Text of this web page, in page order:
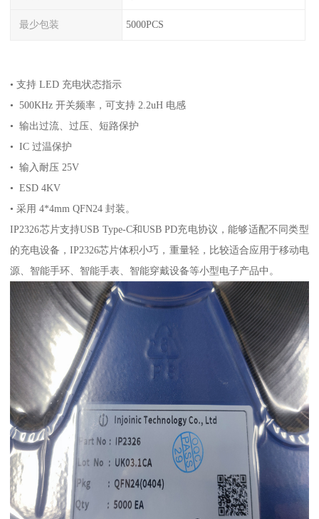
最少包装 5000PCS
• 支持 LED 充电状态指示
• 500KHz 开关频率，可支持 2.2uH 电感
• 输出过流、过压、短路保护
• IC 过温保护
• 输入耐压 25V
• ESD 4KV
• 采用 4*4mm QFN24 封装。
IP2326芯片支持USB Type-C和USB PD充电协议，能够适配不同类型
的充电设备，IP2326芯片体积小巧，重量轻，比较适合应用于移动电
源、智能手环、智能手表、智能穿戴设备等小型电子产品中。